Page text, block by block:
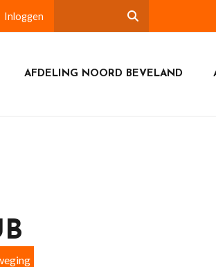
Inloggen
AFDELING NOORD BEVELAND